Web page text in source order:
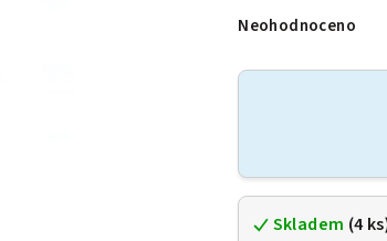
Průměrné
produktu
je
Neohodnoceno
Skladem (4